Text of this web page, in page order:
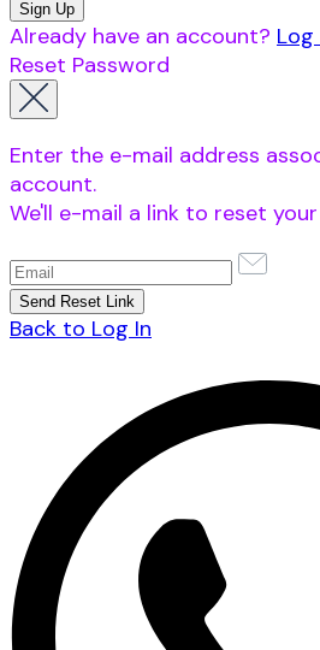
Already have an account? Log
Reset Password
Enter the e-mail address
account.
We'll e-mail a link to reset
Back to Log In